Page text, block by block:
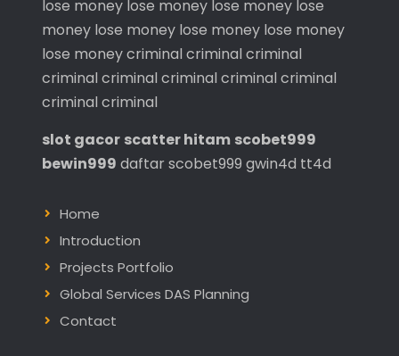
lose money lose money lose money lose
money lose money lose money lose money
lose moneycriminal criminal criminal
criminal criminal criminal criminal criminal
criminal criminal
slot gacor scatter hitam scobet999
bewin999 daftar scobet999 gwin4d tt4d
Home
Introduction
Projects Portfolio
Global Services DAS Planning
Contact